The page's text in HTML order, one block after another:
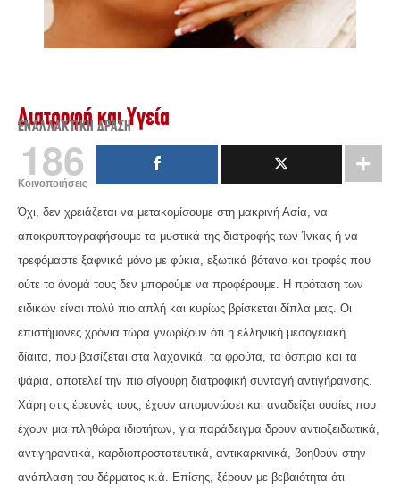
Διατροφή και Υγεία
ΕΝΑΛΛΑΚΤΙΚΉ ΔΡΆΣΗ
186
Κοινοποιήσεις
Όχι, δεν χρειάζεται να μετακομίσουμε στη μακρινή Ασία, να
αποκρυπτογραφήσουμε τα μυστικά της διατροφής των Ίνκας ή να
τρεφόμαστε ξαφνικά μόνο με φύκια, εξωτικά βότανα και τροφές που
ούτε το όνομά τους δεν μπορούμε να προφέρουμε. Η πρόταση των
ειδικών είναι πολύ πιο απλή και κυρίως βρίσκεται δίπλα μας. Οι
επιστήμονες χρόνια τώρα γνωρίζουν ότι η ελληνική μεσογειακή
δίαιτα, που βασίζεται στα λαχανικά, τα φρούτα, τα όσπρια και τα
ψάρια, αποτελεί την πιο σίγουρη διατροφική συνταγή αντιγήρανσης.
Χάρη στις έρευνές τους, έχουν απομονώσει και αναδείξει ουσίες που
έχουν μια πληθώρα ιδιοτήτων, για παράδειγμα δρουν αντιοξειδωτικά,
αντιγηραντικά, καρδιοπροστατευτικά, αντικαρκινικά, βοηθούν στην
ανάπλαση του δέρματος κ.ά. Επίσης, ξέρουν με βεβαιότητα ότι